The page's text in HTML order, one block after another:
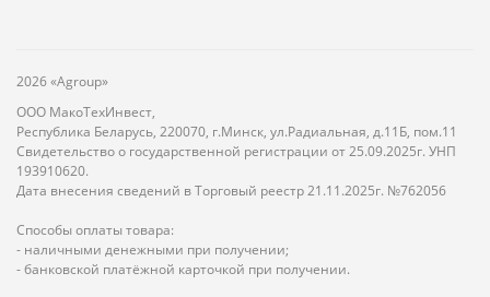
2026 «Agroup»
ООО МакоТехИнвест,
Республика Беларусь, 220070, г.Минск, ул.Радиальная, д.11Б, пом.11
Свидетельство о государственной регистрации от 25.09.2025г. УНП
193910620.
Дата внесения сведений в Торговый реестр 21.11.2025г. №762056
Способы оплаты товара:
- наличными денежными при получении;
- банковской платёжной карточкой при получении.